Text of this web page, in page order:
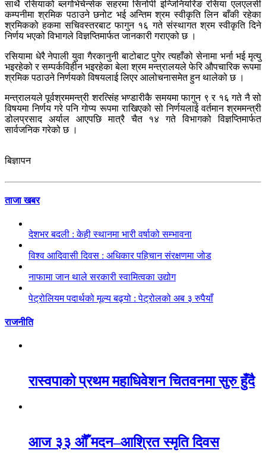
साथै रसियाको ब्लगोभेचेन्सेक सहरमा सिनोपी इन्जिनियरिङ रसिया एलएलसी
कम्पनीमा श्रमिक पठाउने छनोट भई अन्तिम श्रम स्वीकृति लिन बाँकी रहेका
श्रमिकको हकमा सचिवस्तरबाट फागुन १६ गते संस्थागत श्रम स्वीकृति दिने
निर्णय भएको विभागले विज्ञप्तिमार्फत जानकारी गराएको छ ।
रसियामा धेरै नेपाली युवा गैरकानुनी बाटोबाट पुगेर त्यहाँको सेनामा भर्ना भई मृत्यु
भइरहेको र सम्पर्कविहीन भइरहेका बेला श्रम मन्त्रालयले फेरि औपचारिक रूपमा
श्रमिक पठाउने निर्णयको विषयलाई लिएर आलोचनासमेत हुन थालेको छ ।
मन्त्रालयले पूर्वश्रममन्त्री शरत्सिंह भण्डारीकै समयमा फागुन ९ र १६ गते नै सो
विषयमा निर्णय गरे पनि गोप्य रूपमा राखिएको सो निर्णयलाई वर्तमान श्रममन्त्री
डोलप्रसाद अर्याल आएपछि मात्रै चैत १४ गते विभागको विज्ञप्तिमार्फत
सार्वजनिक गरेको छ ।
बिज्ञापन
ताजा खबर
देशभर बदली : केही स्थानमा भारी वर्षाको सम्भावना
विश्व आदिवासी दिवस : अधिकार पहिचान संरक्षणमा जोड
नाफामा जान थाले सरकारी स्वामित्वका उद्योग
पेट्रोलियम पदार्थको मूल्य बढ्यो : पेट्रोलको अब ३ रुपैयाँ
राजनीति
रास्वपाको प्रथम महाधिवेशन चितवनमा सुरु हुँदै
आज ३३ औँ मदन–आश्रित स्मृति दिवस